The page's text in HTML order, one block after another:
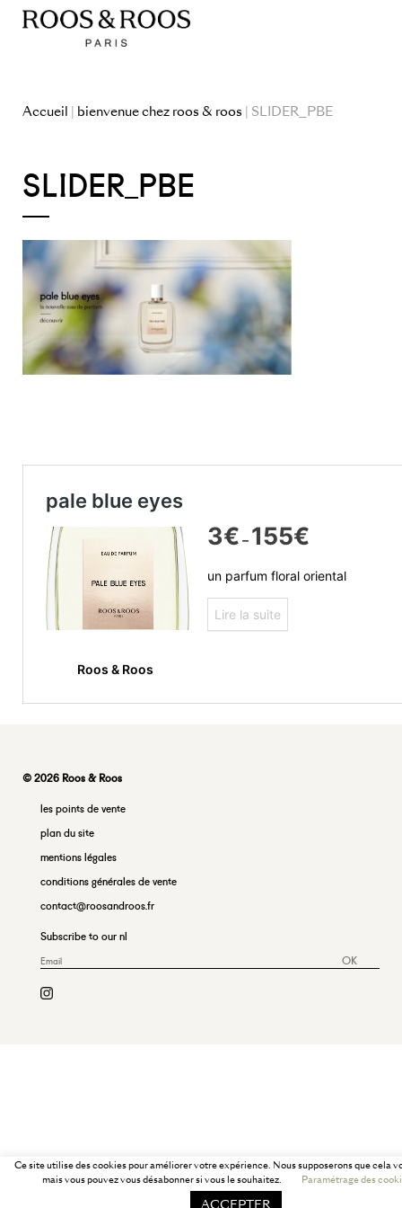
Accueil | bienvenue chez roos & roos | SLIDER_PBE
SLIDER_PBE
© 2026 Roos & Roos
les points de vente
plan du site
mentions légales
conditions générales de vente
contact@roosandroos.fr
Subscribe to our nl
OK
Ce site utilise des cookies pour améliorer votre expérience. Nous supposerons que cela
mais vous pouvez vous désabonner si vous le souhaitez.
Paramétrage des